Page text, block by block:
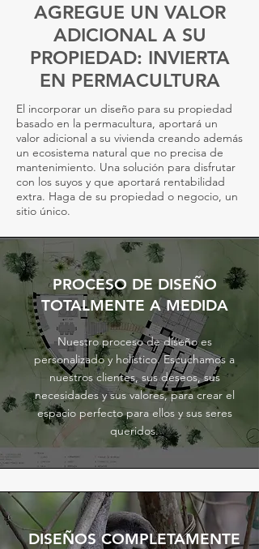
AGREGUE UN VALOR
ADICIONAL A SU
PROPIEDAD: INVIERTA
EN PERMACULTURA
El incorporar un diseño para su propiedad
basado en la permacultura, aportará un
valor adicional a su vivienda creando además
un ecosistema natural que no precisa de
mantenimiento. Una solución para disfrutar
con los suyos y que aportará rentabilidad
extra. Haga de su propiedad o negocio, un
sitio único.
PROCESO DE DISEÑO
TOTALMENTE A MEDIDA
Nuestro proceso de diseño es
personalizado y holístico. Escuchamos a
nuestros clientes, sus deseos, sus
necesidades y sus valores, para crear el
espacio perfecto para ellos y sus seres
queridos.
DISEÑOS COMPLETAMENTE